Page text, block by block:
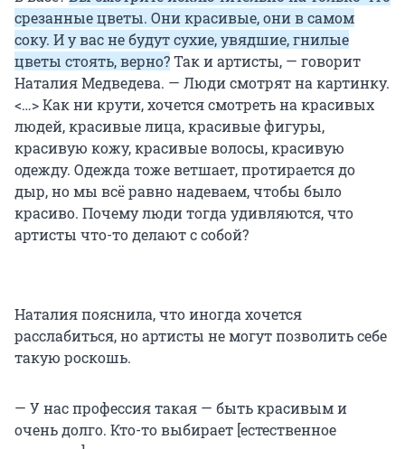
срезанные цветы. Они красивые, они в самом
соку. И у вас не будут сухие, увядшие, гнилые
цветы стоять, верно?Так и артисты, — говорит
Наталия Медведева. — Люди смотрят на картинку.
<…> Как ни крути, хочется смотреть на красивых
людей, красивые лица, красивые фигуры,
красивую кожу, красивые волосы, красивую
одежду. Одежда тоже ветшает, протирается до
дыр, но мы всё равно надеваем, чтобы было
красиво. Почему люди тогда удивляются, что
артисты что-то делают с собой?
Наталия пояснила, что иногда хочется
расслабиться, но артисты не могут позволить себе
такую роскошь.
— У нас профессия такая — быть красивым и
очень долго. Кто-то выбирает [естественное